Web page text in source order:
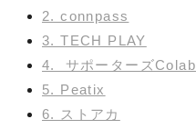
2. connpass
3. TECH PLAY
4. サポーターズColab
5. Peatix
6. ストアカ